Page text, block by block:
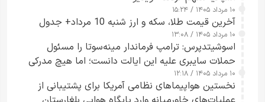
۱۰ مرداد ۱۴۰۵ / ۱۵:۲۴
آخرین قیمت طلا، سکه و ارز شنبه 10 مرداد+ جدول
۱۰ مرداد ۱۴۰۵ / ۱۳:۰۸
اسوشیتدپرس: ترامپ فرماندار مینه‌سوتا را مسئول
حملات سایبری علیه این ایالت دانست؛ اما هیچ مدرکی
ارائه نکرد
۱۰ مرداد ۱۴۰۵ / ۱۲:۱۸
نخستین هواپیماهای نظامی آمریکا برای پشتیبانی از